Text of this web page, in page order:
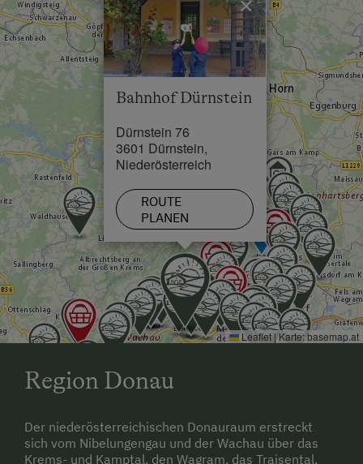
Restaurant in 0.1 km
Schwimmbad in 0.2 km
See / Teich in 0.2 km
Bahnhof Dürnstein
Dürnstein 76
3601 Dürnstein,
Niederösterreich
ROUTE
PLANEN
×
Leaflet | Karte:basemap.at
Region Donau
Der niederösterreichischen Donauraum erstreckt
sich vom Nibelungengau und der Wachau über das
Krems- und Kamptal, den Wagram, das Traisental,